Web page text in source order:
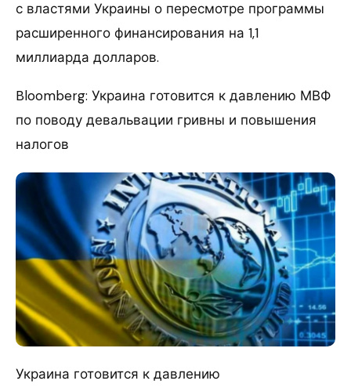
с властями Украины о пересмотре программы
расширенного финансирования на 1,1
миллиарда долларов.
Bloomberg: Украина готовится к давлению МВФ
по поводу девальвации гривны и повышения
налогов
Украина готовится к давлению